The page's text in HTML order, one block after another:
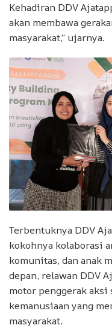
Kehadiran DDV
akan membawa
masyarakat,” ujarnya.
Terbentuknya DDV
kokohnya kolaborasi
komunitas, dan anak
depan, relawan DDV
motor penggerak aksi
kemanusiaan yang
masyarakat.